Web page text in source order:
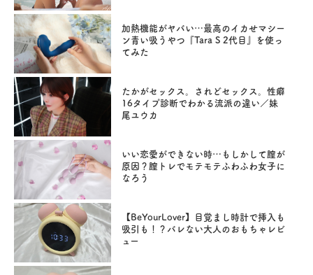
加熱機能がヤバい…最高のイカせマシー
ン青い吸うやつ『Tara S 2代目』を使っ
てみた
たかがセックス。されどセックス。性癖
16タイプ診断でわかる流派の違い／妹
尾ユウカ
いい恋愛ができない時…もしかして膣が
原因？膣トレでモテモテふわふわ女子に
なろう
【BeYourLover】目覚まし時計で挿入も
吸引も！？バレない大人のおもちゃレビ
ュー